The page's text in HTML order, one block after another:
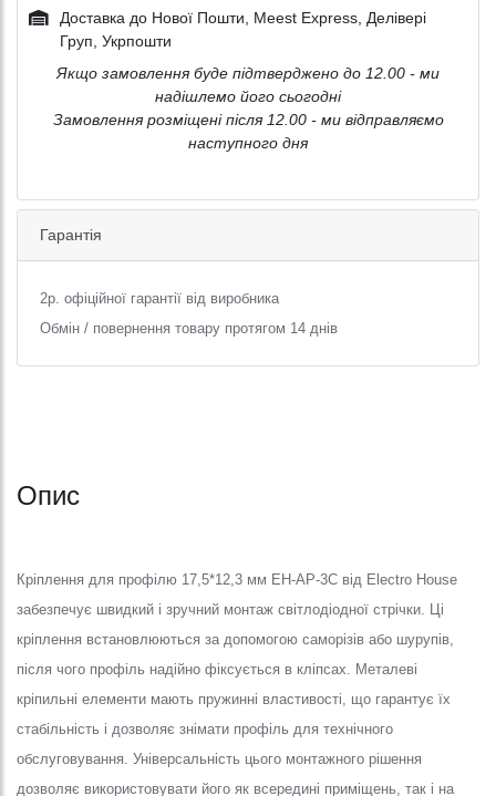
Доставка до Нової Пошти, Meest Express, Делівері
Груп, Укрпошти
Якщо замовлення буде підтверджено до 12.00 - ми
надішлемо його сьогодні
Замовлення розміщені після 12.00 - ми відправляємо
наступного дня
Гарантія
2р. офіційної гарантії від виробника
Обмін / повернення товару протягом 14 днів
Опис
Кріплення для профілю 17,5*12,3 мм EH-AP-3C від Electro House
забезпечує швидкий і зручний монтаж світлодіодної стрічки. Ці
кріплення встановлюються за допомогою саморізів або шурупів,
після чого профіль надійно фіксується в кліпсах. Металеві
кріпильні елементи мають пружинні властивості, що гарантує їх
стабільність і дозволяє знімати профіль для технічного
обслуговування. Універсальність цього монтажного рішення
дозволяє використовувати його як всередині приміщень, так і на